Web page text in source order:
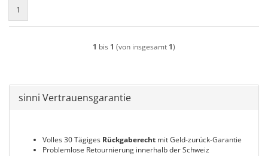
1
1 bis 1 (von insgesamt 1)
sinni Vertrauensgarantie
Volles 30 Tägiges Rückgaberecht mit Geld-zurück-Garantie
Problemlose Retournierung innerhalb der Schweiz